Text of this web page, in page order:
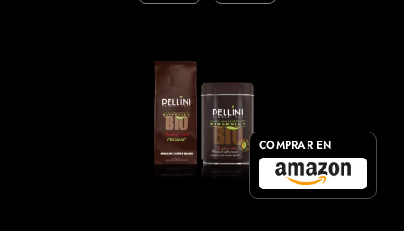
COMPRAR EN